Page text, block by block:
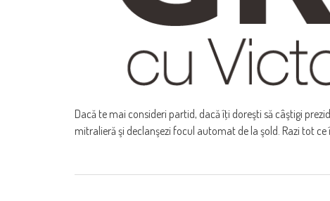
Dacă te mai consideri partid, dacă îţi doreşti să câştigi
mitralieră şi declanşezi focul automat de la şold. Razi tot